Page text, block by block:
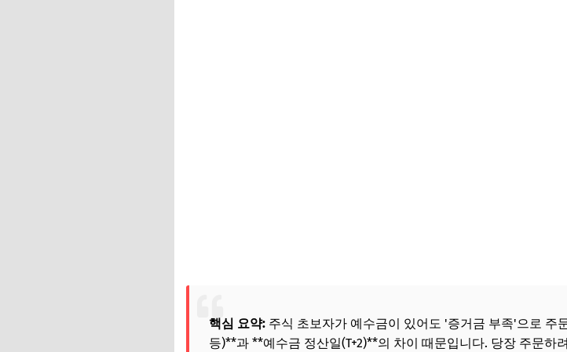
핵심 요약: 주식 초보자가 예수금이 있어도 '증거금 부족'으로 주
등)**과 **예수금 정산일(T+2)**의 차이 때문입니다. 당장 주문하